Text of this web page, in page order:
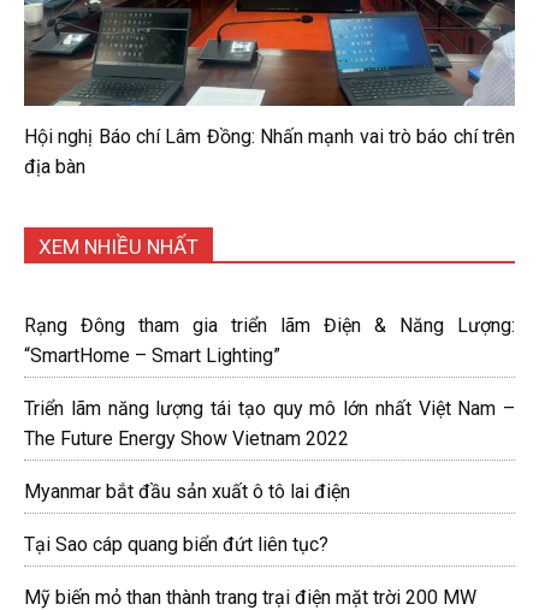
Hội nghị Báo chí Lâm Đồng: Nhấn mạnh vai trò báo chí trên
địa bàn
XEM NHIỀU NHẤT
Rạng Đông tham gia triển lãm Điện & Năng Lượng:
“SmartHome – Smart Lighting”
Triển lãm năng lượng tái tạo quy mô lớn nhất Việt Nam –
The Future Energy Show Vietnam 2022
Myanmar bắt đầu sản xuất ô tô lai điện
Tại Sao cáp quang biển đứt liên tục?
Mỹ biến mỏ than thành trang trại điện mặt trời 200 MW